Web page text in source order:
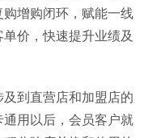
增购闭环，赋能一线
价，快速提升业绩及
到直营店和加盟店的
用以后，会员客户就